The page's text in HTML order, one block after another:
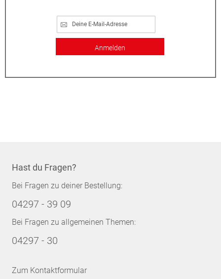
Anmelden
Hast du Fragen?
Bei Fragen zu deiner Bestellung:
04297 - 39 09
Bei Fragen zu allgemeinen Themen:
04297 - 30
Zum Kontaktformular